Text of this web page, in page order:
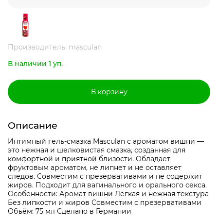
Производитель: masculan
В наличии 1 уп.
В корзину
Описание
Интимный гель-смазка Masculan с ароматом вишни —
это нежная и шелковистая смазка, созданная для
комфортной и приятной близости. Обладает
фруктовым ароматом, не липнет и не оставляет
следов. Совместим с презервативами и не содержит
жиров. Подходит для вагинального и орального секса.
Особенности: Аромат вишни Лёгкая и нежная текстура
Без липкости и жиров Совместим с презервативами
Объём: 75 мл Сделано в Германии